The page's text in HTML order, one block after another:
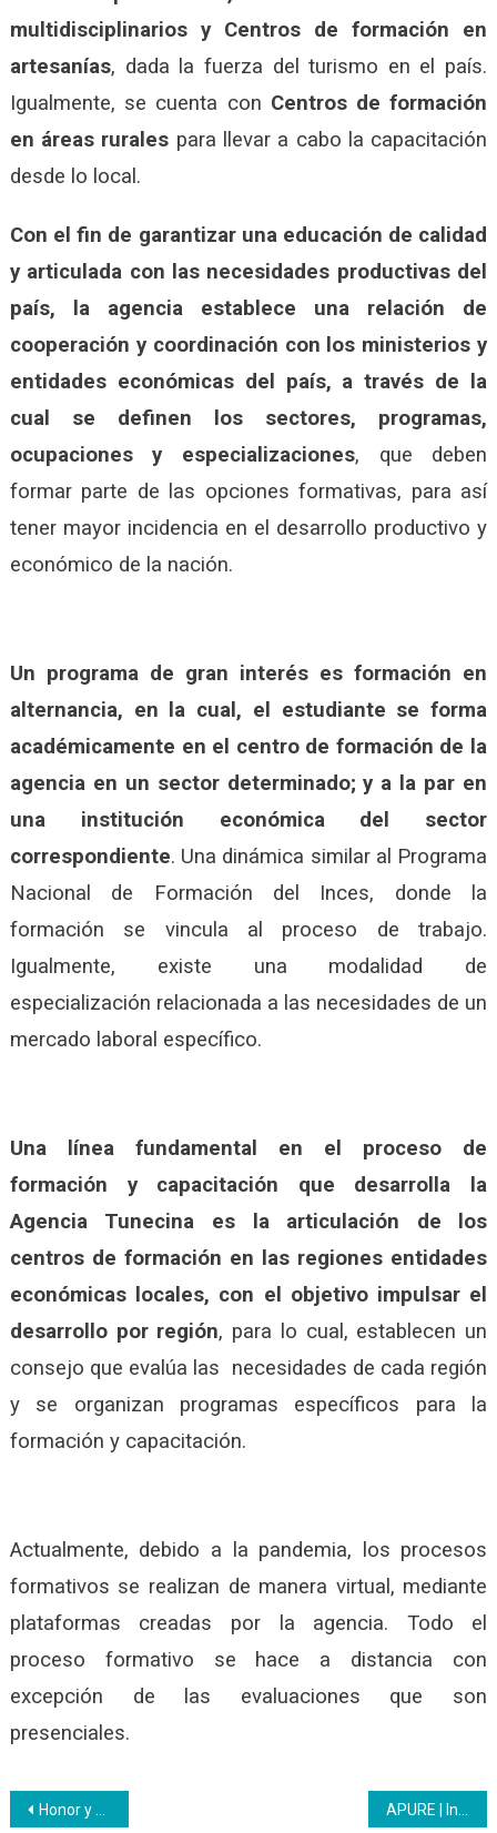
multidisciplinarios y Centros de formación en
artesanías, dada la fuerza del turismo en el país.
Igualmente, se cuenta con Centros de formación
en áreas rurales para llevar a cabo la capacitación
desde lo local.
Con el fin de garantizar una educación de calidad
y articulada con las necesidades productivas del
país, la agencia establece una relación de
cooperación y coordinación con los ministerios y
entidades económicas del país, a través de la
cual se definen los sectores, programas,
ocupaciones y especializaciones, que deben
formar parte de las opciones formativas, para así
tener mayor incidencia en el desarrollo productivo y
económico de la nación.
Un programa de gran interés es formación en
alternancia, en la cual, el estudiante se forma
académicamente en el centro de formación de la
agencia en un sector determinado; y a la par en
una institución económica del sector
correspondiente. Una dinámica similar al Programa
Nacional de Formación del Inces, donde la
formación se vincula al proceso de trabajo.
Igualmente, existe una modalidad de
especialización relacionada a las necesidades de un
mercado laboral específico.
Una línea fundamental en el proceso de
formación y capacitación que desarrolla la
Agencia Tunecina es la articulación de los
centros de formación en las regiones entidades
económicas locales, con el objetivo impulsar el
desarrollo por región, para lo cual, establecen un
consejo que evalúa las necesidades de cada región
y se organizan programas específicos para la
formación y capacitación.
Actualmente, debido a la pandemia, los procesos
formativos se realizan de manera virtual, mediante
plataformas creadas por la agencia. Todo el
proceso formativo se hace a distancia con
excepción de las evaluaciones que son
presenciales.
Navegación
Honor y Gloria a El Profe Aristóbulo Istúriz